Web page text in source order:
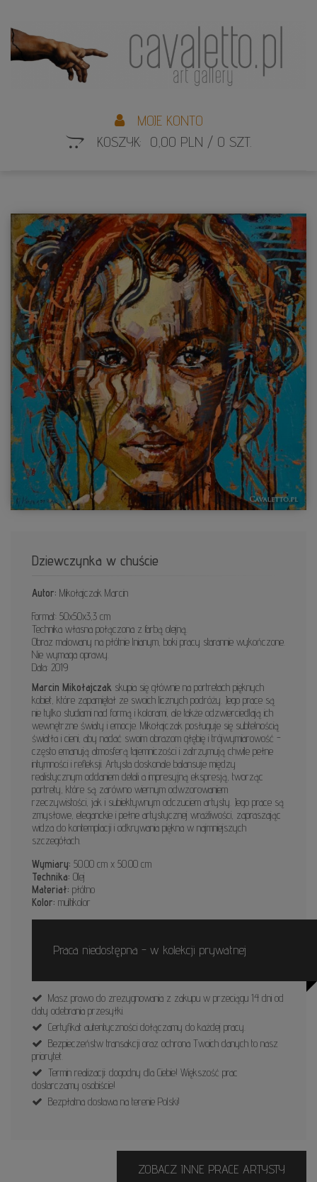
MOJE KONTO
KOSZYK: 0,00 PLN / 0 SZT.
Dziewczynka w chuście
Autor: Mikołajczak Marcin
Format: 50x50x3,3 cm
Technika własna połączona z farbą olejną.
Obraz malowany na płótnie lnianym, boki pracy starannie wykończone.
Nie wymaga oprawy.
Data: 2019
Marcin Mikołajczak skupia się głównie na portretach pięknych
kobiet, które zapamiętał ze swoich licznych podróży. Jego prace są
nie tylko studiami nad formą i kolorami, ale także odzwierciedlają ich
wewnętrzne światy i emocje. Mikołajczak posługuje się subtelnością
światła i cieni, aby nadać swoim obrazom głębię i trójwymiarowość -
często emanują atmosferą tajemniczości i zatrzymują chwile pełne
intymności i refleksji. Artysta doskonale balansuje między
realistycznym oddaniem detali a impresyjną ekspresją, tworząc
portrety, które są zarówno wiernym odwzorowaniem
rzeczywistości, jak i subiektywnym odczuciem artysty. Jego prace są
zmysłowe, eleganckie i pełne artystycznej wrażliwości, zapraszając
widza do kontemplacji i odkrywania piękna w najmniejszych
szczegółach.
Wymiary: 50.00 cm x 50.00 cm
Technika: Olej
Materiał: płótno
Kolor: multikolor
Praca niedostępna - w kolekcji prywatnej
Masz prawo do zrezygnowania z zakupu w przeciągu 14 dni od
daty odebrania przesyłki.
Certyfikat autentyczności dołączamy do każdej pracy.
Bezpieczeństw transakcji oraz ochrona Twoich danych to nasz
priorytet.
Termin realizacji: dogodny dla Ciebie! Większość prac
dostarczamy osobiście!
Bezpłatna dostawa na terenie Polski!
ZOBACZ INNE PRACE ARTYSTY